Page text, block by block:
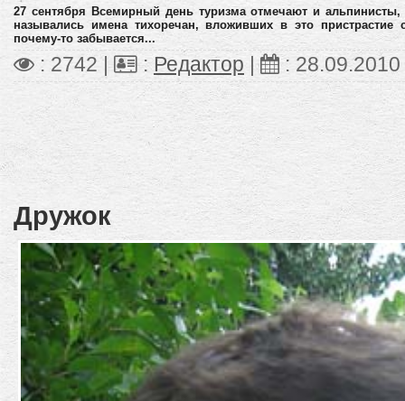
27 сентября Всемирный день туризма отмечают и
назывались имена тихоречан, вложивших в это
почему-то забывается...
: 2742 | :Редактор | : 28.09.2010
Дружок